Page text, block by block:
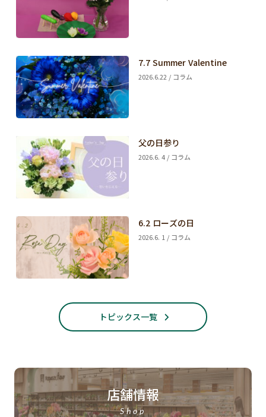
7.7 Summer Valentine
2026.6.22 / コラム
父の日参り
2026.6. 4 / コラム
6.2 ローズの日
2026.6. 1 / コラム
トピックス一覧
店舗情報
Shop